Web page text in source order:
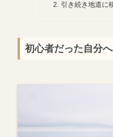
引き続き地道に
初心者だった自分